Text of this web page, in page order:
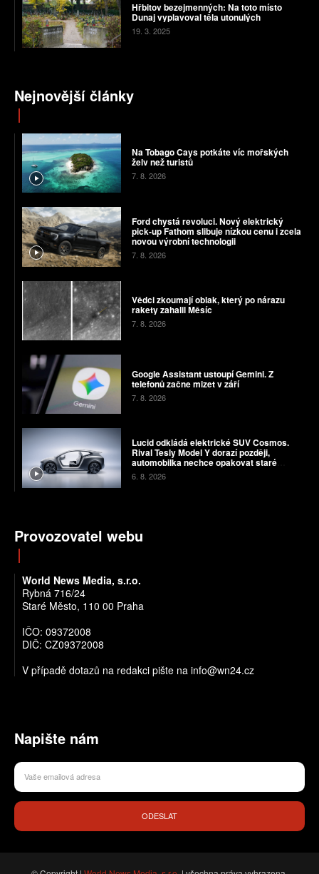
Hřbitov bezejmenných: Na toto místo
Dunaj vyplavoval těla utonulých
19. 3. 2025
Nejnovější články
Na Tobago Cays potkáte víc mořských
želv než turistů
7. 8. 2026
Ford chystá revoluci. Nový elektrický
pick-up Fathom slibuje nízkou cenu i zcela
novou výrobní technologii
7. 8. 2026
Vědci zkoumají oblak, který po nárazu
rakety zahalil Měsíc
7. 8. 2026
Google Assistant ustoupí Gemini. Z
telefonů začne mizet v září
7. 8. 2026
Lucid odkládá elektrické SUV Cosmos.
Rival Tesly Model Y dorazí později,
automobilka nechce opakovat staré
chyby
6. 8. 2026
Provozovatel webu
World News Media, s.r.o.
Rybná 716/24
Staré Město, 110 00 Praha
IČO: 09372008
DIČ: CZ09372008
V případě dotazů na redakci pište na info@wn24.cz
Napište nám
ODESLAT